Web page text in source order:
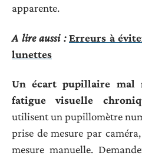
apparente.
A lire aussi : Erreurs à
lunettes
Un écart pupillaire mal
fatigue visuelle
utilisent un pupillomètre
prise de mesure par
mesure manuelle.